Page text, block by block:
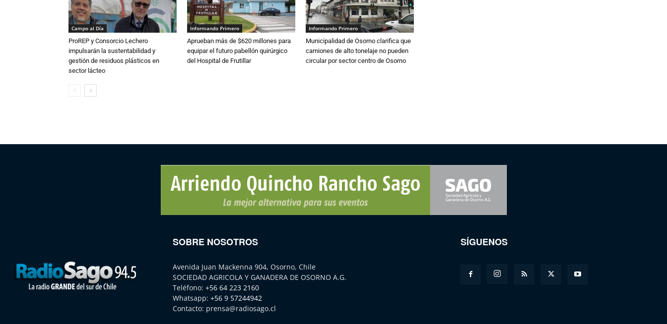
Campo al Día
ProREP y Consorcio Lechero
impulsarán la sustentabilidad y
gestión de residuos plásticos en
sector lácteo
Informando Primero
Aprueban más de $620 millones para
equipar el futuro pabellón quirúrgico
del Hospital de Frutillar
Informando Primero
Municipalidad de Osorno clarifica que
camiones de alto tonelaje no pueden
circular por sector centro de Osorno
SOBRE NOSOTROS
Avenida Juan Mackenna 904, Osorno, Chile
SOCIEDAD AGRICOLA Y GANADERA DE OSORNO A.G.
Teléfono: +56 64 223 2160
Whatsapp: +56 9 57244942
Contacto: prensa@radiosago.cl
SÍGUENOS